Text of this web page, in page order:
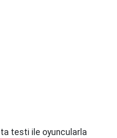
testi ile oyuncularla